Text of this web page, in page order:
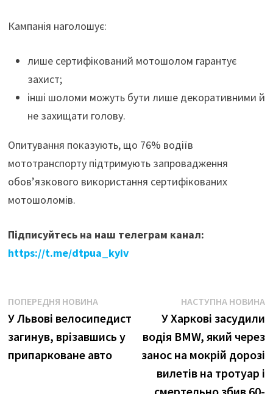
Кампанія наголошує:
лише сертифікований мотошолом гарантує
захист;
інші шоломи можуть бути лише декоративними й
не захищати голову.
Опитування показують, що 76% водіїв
мототранспорту підтримують запровадження
обов’язкового використання сертифікованих
мотошоломів.
Підписуйтесь на наш телеграм канал:
https://t.me/dtpua_kyiv
Навігація
записів
ПОПЕРЕДНЯ НОВИНАПопередня
новина:
У Львові велосипедист
загинув, врізавшись у
припарковане авто
НАСТУПНА НОВИНА
У Харкові засудили
водія BMW, який через
занос на мокрій дорозі
вилетів на тротуар і